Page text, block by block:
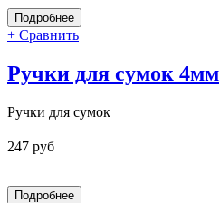
+ Сравнить
Ручки для сумок 4мм
Ручки для сумок
247 руб